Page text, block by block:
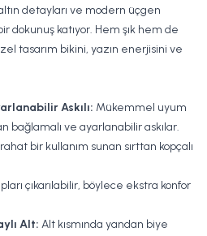
detayları ve modern üçgen
dokunuş katıyor. Hem şık hem de
tasarım bikini, yazın enerjisini ve
Askılı: Mükemmel uyum
bağlamalı ve ayarlanabilir askılar.
bir kullanım sunan sırttan kopçalı
çıkarılabilir, böylece ekstra konfor
Alt: Alt kısmında yandan biye